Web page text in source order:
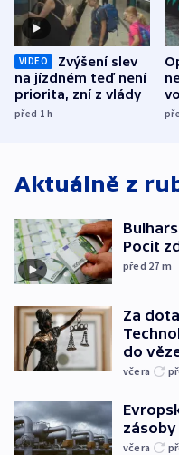
VIDEO
Zvýšení slev
na jízdném teď není
priorita, zní z vlády
před 1h
Aktuálně z
Pocit
před 27 m
Za
do
včera
zásoby
včera